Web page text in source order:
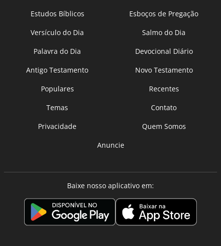
Estudos Bíblicos
Esboços de Pregação
Versículo do Dia
Salmo do Dia
Palavra do Dia
Devocional Diário
Antigo Testamento
Novo Testamento
Populares
Recentes
Temas
Contato
Privacidade
Quem Somos
Anuncie
Baixe nosso aplicativo em: